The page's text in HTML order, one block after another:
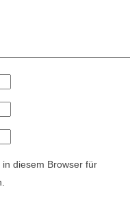
diesem Browser für